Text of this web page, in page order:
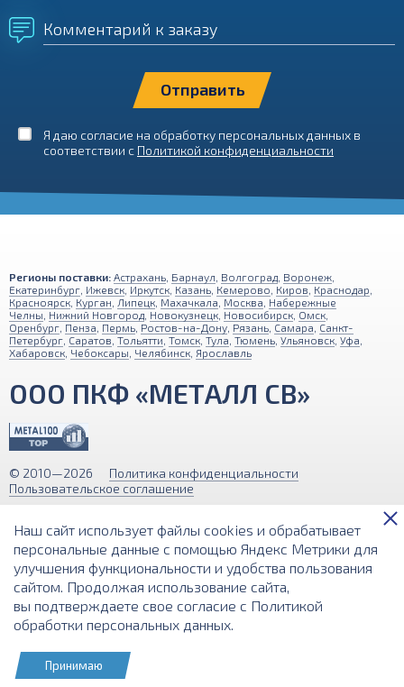
Комментарий к заказу
Я даю согласие на обработку персональных данных в
соответствии с Политикой конфиденциальности
КОРЗИНА
Регионы поставки: Астрахань Барнаул Волгоград Воронеж
Екатеринбург Ижевск Иркутск Казань Кемерово Киров Краснодар
Красноярск Курган Липецк Махачкала Москва Набережные
Челны Нижний Новгород Новокузнецк Новосибирск Омск
Оренбург Пенза Пермь Ростов-на-Дону Рязань Самара Санкт-
Петербург Саратов Тольятти Томск Тула Тюмень Ульяновск Уфа
Хабаровск Чебоксары Челябинск Ярославль
ООО ПКФ «МЕТАЛЛ СВ»
© 2010—2026
Политика конфиденциальности
Пользовательское соглашение
на этом интернет-сайте носит исключительно информационный
характер и ни при каких условиях не является публичной офертой,
определяемой положениями Статьи 437 (2) Гражданского кодекса РФ.
Разработка и поддержка сайта
Наш сайт использует файлы cookies и обрабатывает
персональные данные с помощью Яндекс Метрики для
улучшения функциональности и удобства пользования
сайтом. Продолжая использование сайта,
вы подтверждаете свое согласие с Политикой
обработки персональных данных.
Принимаю